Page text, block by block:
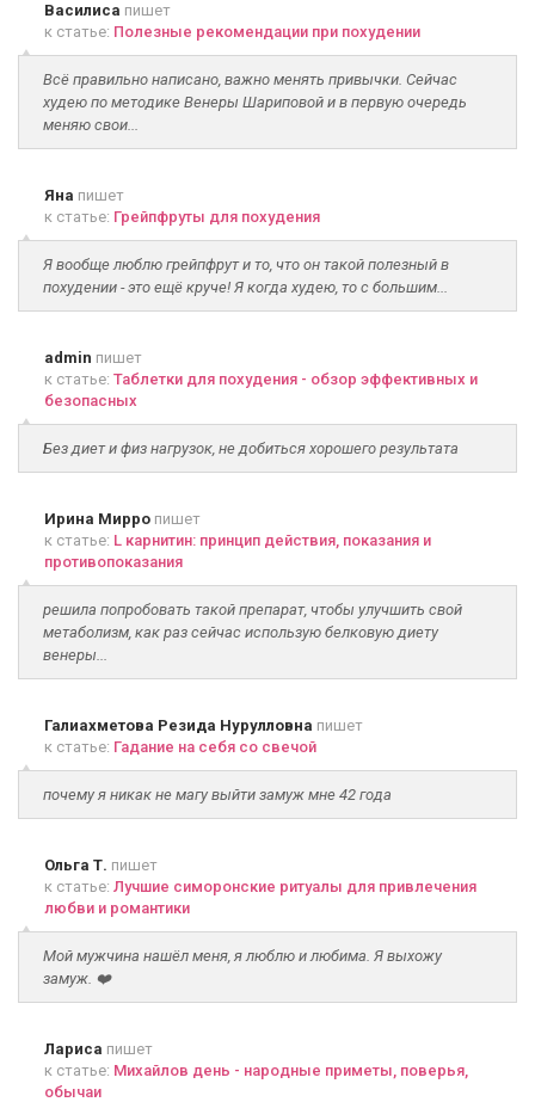
Василиса пишет
к статье: Полезные рекомендации при похудении
Всё правильно написано, важно менять привычки. Сейчас
худею по методике Венеры Шариповой и в первую очередь
меняю свои...
Яна пишет
к статье: Грейпфруты для похудения
Я вообще люблю грейпфрут и то, что он такой полезный в
похудении - это ещё круче! Я когда худею, то с большим...
admin пишет
к статье: Таблетки для похудения - обзор эффективных и
безопасных
Без диет и физ нагрузок, не добиться хорошего результата
Ирина Мирро пишет
к статье: L карнитин: принцип действия, показания и
противопоказания
решила попробовать такой препарат, чтобы улучшить свой
метаболизм, как раз сейчас использую белковую диету
венеры...
Галиахметова Резида Нурулловна пишет
к статье: Гадание на себя со свечой
почему я никак не магу выйти замуж мне 42 года
Ольга Т. пишет
к статье: Лучшие симоронские ритуалы для привлечения
любви и романтики
Мой мужчина нашёл меня, я люблю и любима. Я выхожу
замуж. ❤️
Лариса пишет
к статье: Михайлов день - народные приметы, поверья,
обычаи